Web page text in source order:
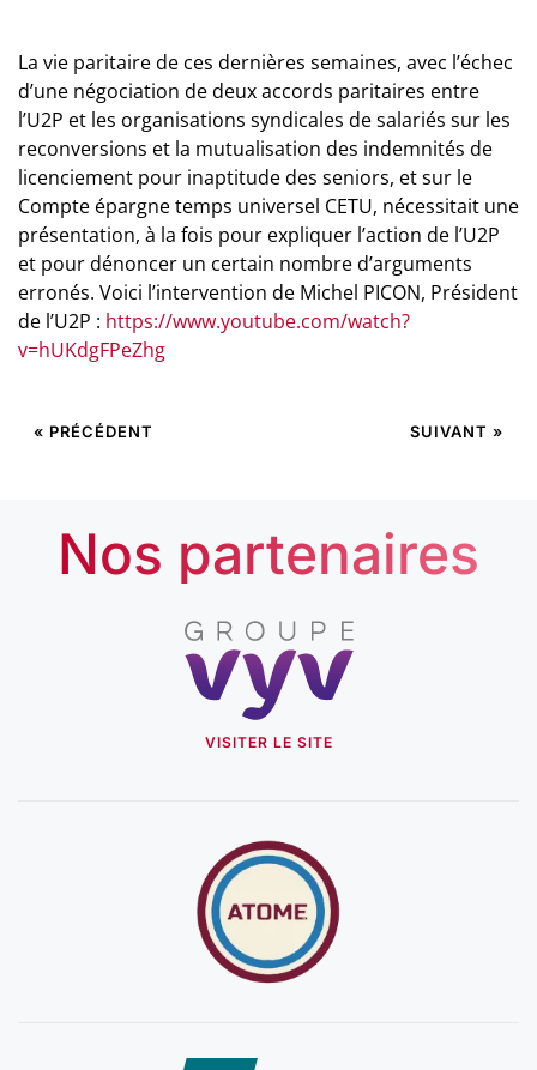
La vie paritaire de ces dernières semaines, avec l’échec
d’une négociation de deux accords paritaires entre
l’U2P et les organisations syndicales de salariés sur les
reconversions et la mutualisation des indemnités de
licenciement pour inaptitude des seniors, et sur le
Compte épargne temps universel CETU, nécessitait une
présentation, à la fois pour expliquer l’action de l’U2P
et pour dénoncer un certain nombre d’arguments
erronés. Voici l’intervention de Michel PICON, Président
de l’U2P : https://www.youtube.com/watch?
v=hUKdgFPeZhg
« PRÉCÉDENT SUIVANT »
Nos partenaires
VISITER LE SITE